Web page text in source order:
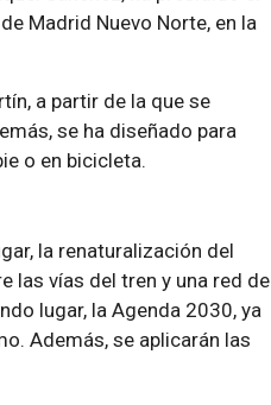
Madrid Nuevo Norte, en la
a partir de la que se
se ha diseñado para
o en bicicleta.
la renaturalización del
las vías del tren y una red de
lugar, la Agenda 2030, ya
Además, se aplicarán las